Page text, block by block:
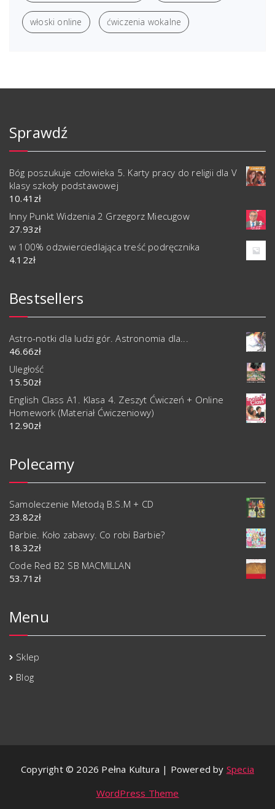
włoski online ćwiczenia wokalne
Sprawdź
Bóg poszukuje człowieka 5. Karty pracy do religii dla V
klasy szkoły podstawowej
10.41 zł
Inny Punkt Widzenia 2 Grzegorz Miecugow
27.93zł
w 100% odzwierciedlająca treść podręcznika
4.12zł
Bestsellers
Astro-notki dla ludzi gór. Astronomia dla...
46.66zł
Uległość
15.50zł
English Class A1. Klasa 4. Zeszyt Ćwiczeń + Online
Homework (Materiał Ćwiczeniowy)
12.90zł
Polecamy
Samoleczenie Metodą B.S.M + CD
23.82zł
Barbie. Koło zabawy. Co robi Barbie?
18.32zł
Code Red B2 SB MACMILLAN
53.71 zł
Menu
Sklep
Blog
Copyright © 2026 Pełna Kultura | Powered by Specia
WordPress Theme